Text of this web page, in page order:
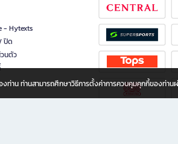
- Hytexts
ปิด
นตัว
ท่าน ท่านสามารถศึกษาวิธีการตั้งค่าการควบคุมคุกกี้ของท่าน